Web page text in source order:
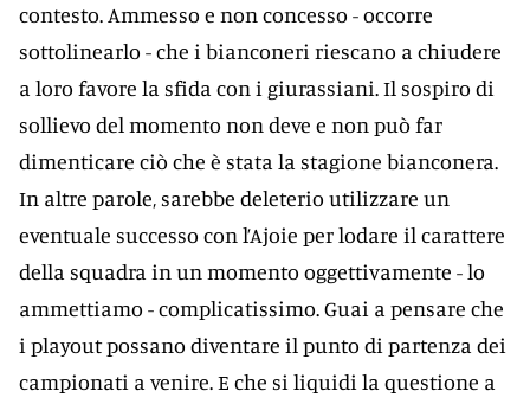
contesto. Ammesso e non concesso - occorre
sottolinearlo - che i bianconeri riescano a chiudere
a loro favore la sfida con i giurassiani. Il sospiro di
sollievo del momento non deve e non può far
dimenticare ciò che è stata la stagione bianconera.
In altre parole, sarebbe deleterio utilizzare un
eventuale successo con l’Ajoie per lodare il carattere
della squadra in un momento oggettivamente - lo
ammettiamo - complicatissimo. Guai a pensare che
i playout possano diventare il punto di partenza dei
campionati a venire. E che si liquidi la questione a